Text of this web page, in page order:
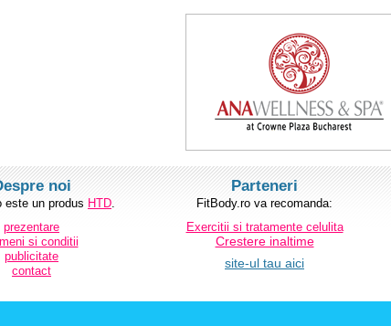
noi
este un produs HTD.
prezentare
si conditii
publicitate
contact
Parteneri
FitBody.ro va recomanda:
Exercitii si tratamente celulita
Crestere inaltime
site-ul tau aici